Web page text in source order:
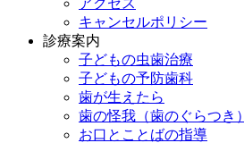
キャンセルポリシー
診療案内
子どもの虫歯治療
子どもの予防歯科
歯が生えたら
歯の怪我（歯のぐらつき）
お口とことばの指導